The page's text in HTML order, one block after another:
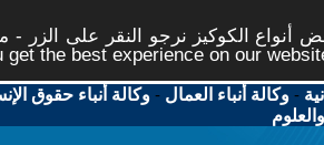
الكوكيز نرجو النقر على الزر
the best experience on our
-وكالة أنباء العمال -وكالة أنباء حقوق